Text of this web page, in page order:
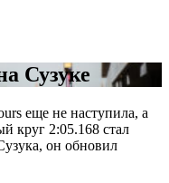
Сузуке
еще не наступила, а
круг 2:05.168 стал
он обновил